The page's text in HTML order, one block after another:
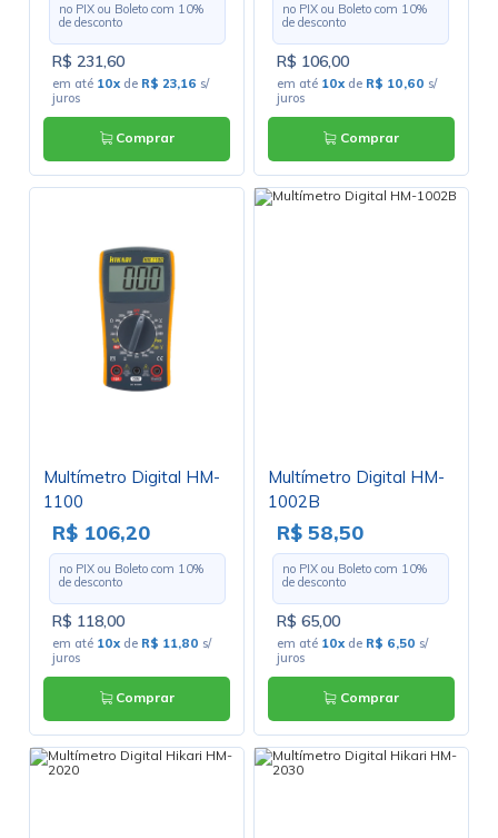
no PIX ou Boleto com 10%
de desconto
R$ 231,60
em até 10x de R$ 23,16 s/
juros
Comprar
no PIX ou Boleto com 10%
de desconto
R$ 106,00
em até 10x de R$ 10,60 s/
juros
Comprar
Multímetro Digital HM-
1100
R$ 106,20
no PIX ou Boleto com 10%
de desconto
R$ 118,00
em até 10x de R$ 11,80 s/
juros
Comprar
Multímetro Digital HM-
1002B
R$ 58,50
no PIX ou Boleto com 10%
de desconto
R$ 65,00
em até 10x de R$ 6,50 s/
juros
Comprar